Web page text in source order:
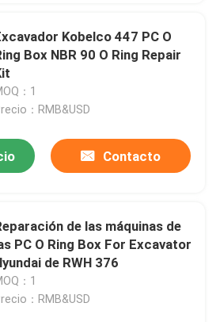
Kobelco 447 PC O
Box NBR 90 O Ring Repair
：1
：RMB&USD
Contacto
de las máquinas de
PC O Ring Box For Excavator
de RWH 376
：1
：RMB&USD